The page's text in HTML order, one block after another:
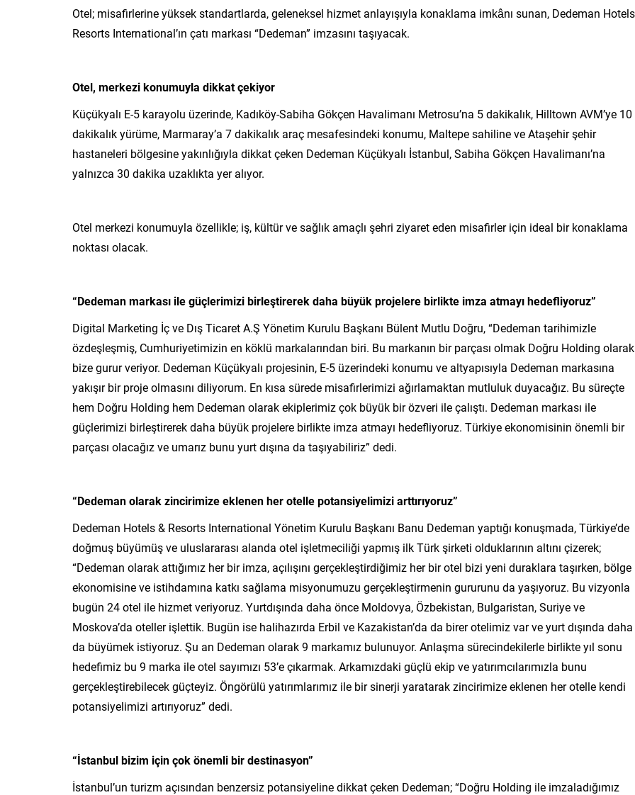
Otel; misafirlerine yüksek standartlarda, geleneksel hizmet anlayışıyla konaklama imkânı sunan, Dedeman
Resorts International’ın çatı markası “Dedeman” imzasını taşıyacak.
Otel, merkezi konumuyla dikkat çekiyor
Küçükyalı E-5 karayolu üzerinde, Kadıköy-Sabiha Gökçen Havalimanı Metrosu’na 5 dakikalık, Hilltown AVM’ye 10
dakikalık yürüme, Marmaray’a 7 dakikalık araç mesafesindeki konumu, Maltepe sahiline ve Ataşehir şehir
hastaneleri bölgesine yakınlığıyla dikkat çeken Dedeman Küçükyalı İstanbul, Sabiha Gökçen Havalimanı’na
yalnızca 30 dakika uzaklıkta yer alıyor.
Otel merkezi konumuyla özellikle; iş, kültür ve sağlık amaçlı şehri ziyaret eden misafirler için ideal bir konaklama
noktası olacak.
“Dedeman markası ile güçlerimizi birleştirerek daha büyük projelere birlikte imza atmayı hedefliyoruz”
Digital Marketing İç ve Dış Ticaret A.Ş Yönetim Kurulu Başkanı Bülent Mutlu Doğru, “Dedeman tarihimizle
özdeşleşmiş, Cumhuriyetimizin en köklü markalarından biri. Bu markanın bir parçası olmak Doğru Holding olarak
bize gurur veriyor. Dedeman Küçükyalı projesinin, E-5 üzerindeki konumu ve altyapısıyla Dedeman markasına
yakışır bir proje olmasını diliyorum. En kısa sürede misafirlerimizi ağırlamaktan mutluluk duyacağız. Bu süreçte
hem Doğru Holding hem Dedeman olarak ekiplerimiz çok büyük bir özveri ile çalıştı. Dedeman markası ile
güçlerimizi birleştirerek daha büyük projelere birlikte imza atmayı hedefliyoruz. Türkiye ekonomisinin önemli bir
parçası olacağız ve umarız bunu yurt dışına da taşıyabiliriz” dedi.
“Dedeman olarak zincirimize eklenen her otelle potansiyelimizi arttırıyoruz”
Dedeman Hotels & Resorts International Yönetim Kurulu Başkanı Banu Dedeman yaptığı konuşmada, Türkiye’de
doğmuş büyümüş ve uluslararası alanda otel işletmeciliği yapmış ilk Türk şirketi olduklarının altını çizerek;
“Dedeman olarak attığımız her bir imza, açılışını gerçekleştirdiğimiz her bir otel bizi yeni duraklara taşırken, bölge
ekonomisine ve istihdamına katkı sağlama misyonumuzu gerçekleştirmenin gururunu da yaşıyoruz. Bu vizyonla
bugün 24 otel ile hizmet veriyoruz. Yurtdışında daha önce Moldovya, Özbekistan, Bulgaristan, Suriye ve
Moskova’da oteller işlettik. Bugün ise halihazırda Erbil ve Kazakistan’da da birer otelimiz var ve yurt dışında daha
da büyümek istiyoruz. Şu an Dedeman olarak 9 markamız bulunuyor. Anlaşma sürecindekilerle birlikte yıl sonu
hedefimiz bu 9 marka ile otel sayımızı 53’e çıkarmak. Arkamızdaki güçlü ekip ve yatırımcılarımızla bunu
gerçekleştirebilecek güçteyiz. Öngörülü yatırımlarımız ile bir sinerji yaratarak zincirimize eklenen her otelle kendi
potansiyelimizi artırıyoruz” dedi.
“İstanbul bizim için çok önemli bir destinasyon”
İstanbul’un turizm açısından benzersiz potansiyeline dikkat çeken Dedeman; “Doğru Holding ile imzaladığımız